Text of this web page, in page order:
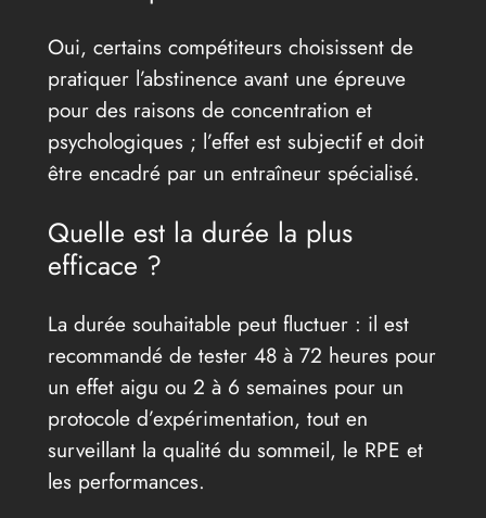
Oui, certains compétiteurs choisissent de
pratiquer l’abstinence avant une épreuve
pour des raisons de concentration et
psychologiques ; l’effet est subjectif et doit
être encadré par un entraîneur spécialisé.
Quelle est la durée la plus
efficace ?
La durée souhaitable peut fluctuer : il est
recommandé de tester 48 à 72 heures pour
un effet aigu ou 2 à 6 semaines pour un
protocole d’expérimentation, tout en
surveillant la qualité du sommeil, le RPE et
les performances.